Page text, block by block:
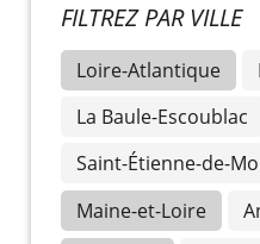
FILTREZ PAR VILLE
Loire-Atlantique
La Baule-Escoublac
Saint-Étienne-de-
Maine-et-Loire